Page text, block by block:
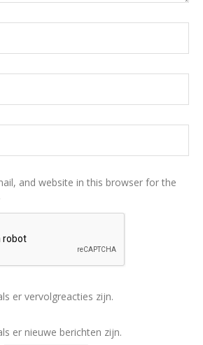
and website in this browser for the
er vervolgreacties zijn.
er nieuwe berichten zijn.